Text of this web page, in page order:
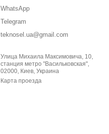
WhatsApp
Telegram
teknosel.ua@gmail.com
Улица Михаила Максимовича, 10,
станция метро "Васильковская",
02000, Киев, Украина
Карта проезда